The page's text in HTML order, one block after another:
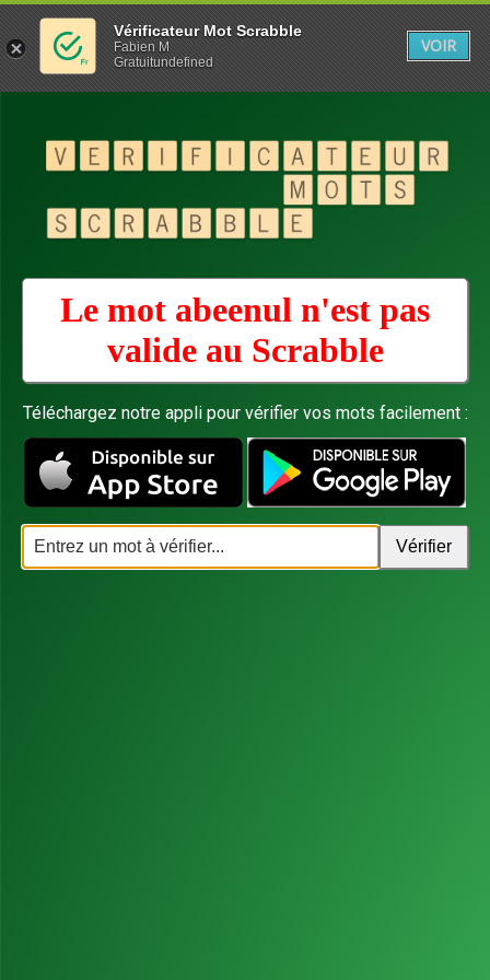
Le mot abeenul n'est pas
valide au Scrabble
Téléchargez notre appli pour vérifier vos mots facilement :
Vérificateur Mot Scrabble
Fabien M
Gratuitundefined
VOIR